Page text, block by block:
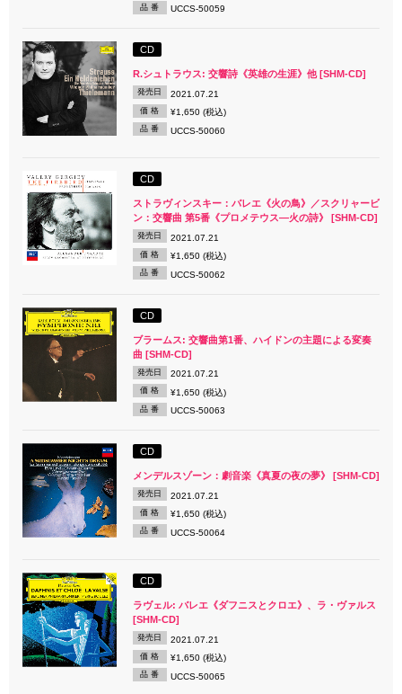
品 番 UCCS-50059
CD
R.シュトラウス: 交響詩《英雄の生涯》他 [SHM-CD]
発売日 2021.07.21
価 格 ¥1,650 (税込)
品 番 UCCS-50060
CD
ストラヴィンスキー：バレエ《火の鳥》／スクリャービ
ン：交響曲 第5番《プロメテウス―火の詩》 [SHM-CD]
発売日 2021.07.21
価 格 ¥1,650 (税込)
品 番 UCCS-50062
CD
ブラームス: 交響曲第1番、ハイドンの主題による変奏
曲 [SHM-CD]
発売日 2021.07.21
価 格 ¥1,650 (税込)
品 番 UCCS-50063
CD
メンデルスゾーン：劇音楽《真夏の夜の夢》 [SHM-CD]
発売日 2021.07.21
価 格 ¥1,650 (税込)
品 番 UCCS-50064
CD
ラヴェル: バレエ《ダフニスとクロエ》、ラ・ヴァルス
[SHM-CD]
発売日 2021.07.21
価 格 ¥1,650 (税込)
品 番 UCCS-50065